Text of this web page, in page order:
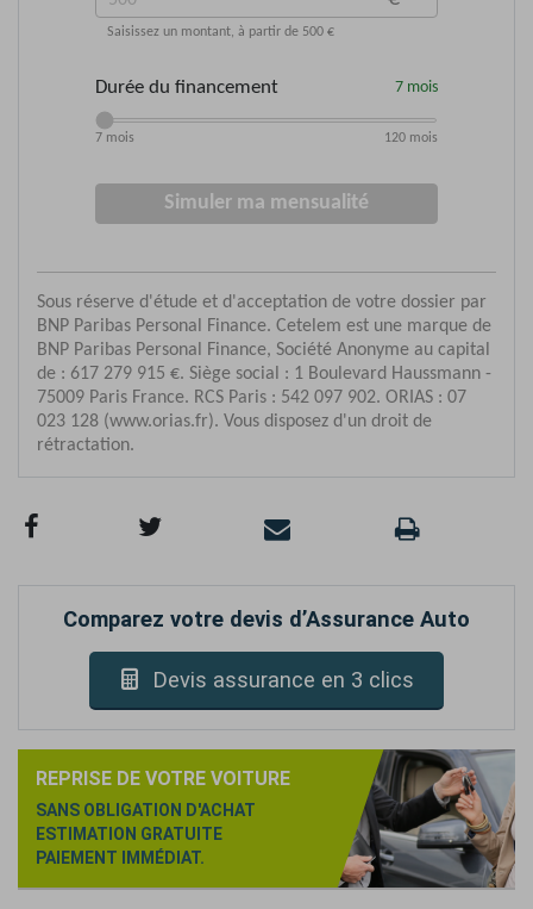
Comparez votre devis d’Assurance Auto
Devis assurance en 3 clics
REPRISE DE VOTRE VOITURE
SANS OBLIGATION D'ACHAT
ESTIMATION GRATUITE
PAIEMENT IMMÉDIAT.